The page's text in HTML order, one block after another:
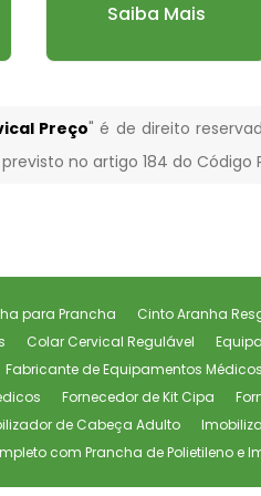
Saiba Mais
Preço" é de direito
no artigo 184 do Código
para Prancha Cinto Aranha
Colar Cervical Regulável
Fabricante de Equipamentos Médicos
Fornecedor de Kit Cipa
de Cabeça Adulto
com Prancha de Polietileno e